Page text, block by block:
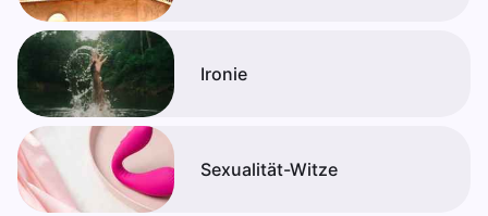
Ironie
Sexualität-Witze